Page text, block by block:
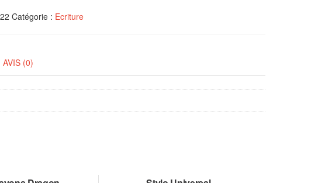
Catégorie : Ecriture
AVIS (0)